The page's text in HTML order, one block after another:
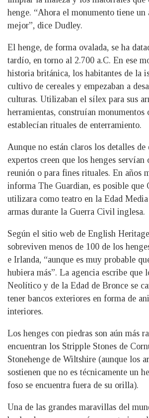
henge. “Ahora el monumento tiene un
mejor”, dice Dudley.
El henge, de forma ovalada, se ha
tardío, en torno al 2.700 a.C. En ese
historia británica, los habitantes de la
cultivo de cereales y empezaban a
culturas. Utilizaban el sílex para sus
herramientas, construían monumentos
establecían rituales de enterramiento.
Aunque no están claros los detalles de
expertos creen que los henges servían
reunión o para fines rituales. En años
informa The Guardian, es posible que
utilizara como teatro en la Edad
armas durante la Guerra Civil inglesa.
Según el sitio web de English
sobreviven menos de 100 de los
e Irlanda, “aunque es muy probable
hubiera más”. La agencia escribe que
Neolítico y de la Edad de Bronce se
tener bancos exteriores en forma de
interiores.
Los henges con piedras son aún más
encuentran los Stripple Stones de
Stonehenge de Wiltshire (aunque los
sostienen que no es técnicamente un
foso se encuentra fuera de su orilla).
Una de las grandes maravillas del